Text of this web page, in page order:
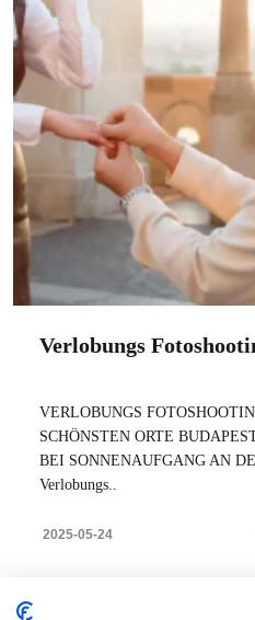
Verlobungs
VERLOBUNGS
SCHÖNSTEN ORTE
BEI SONNENAUFGANG AN
Verlobungs..
2025-05-24